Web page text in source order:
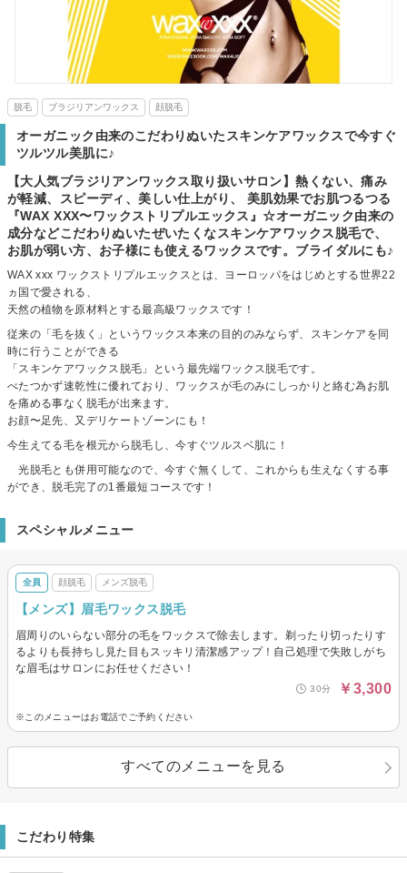
脱毛 ブラジリアンワックス 顔脱毛
オーガニック由来のこだわりぬいたスキンケアワックスで今すぐ
ツルツル美肌に♪
【大人気ブラジリアンワックス取り扱いサロン】熱くない、痛み
が軽減、スピーディ、美しい仕上がり、 美肌効果でお肌つるつる
『WAX XXX〜ワックストリプルエックス』☆オーガニック由来の
成分などこだわりぬいたぜいたくなスキンケアワックス脱毛で、
お肌が弱い方、お子様にも使えるワックスです。ブライダルにも♪
WAX xxx ワックストリプルエックスとは、ヨーロッパをはじめとする世界22
ヵ国で愛される、
天然の植物を原材料とする最高級ワックスです！
従来の「毛を抜く」というワックス本来の目的のみならず、スキンケアを同
時に行うことができる
「スキンケアワックス脱毛」という最先端ワックス脱毛です。
べたつかず速乾性に優れており、ワックスが毛のみにしっかりと絡む為お肌
を痛める事なく脱毛が出来ます。
お顔〜足先、又デリケートゾーンにも！
今生えてる毛を根元から脱毛し、今すぐツルスベ肌に！
光脱毛とも併用可能なので、今すぐ無くして、これからも生えなくする事
ができ、脱毛完了の1番最短コースです！
スペシャルメニュー
全員 顔脱毛 メンズ脱毛
【メンズ】眉毛ワックス脱毛
眉周りのいらない部分の毛をワックスで除去します。剃ったり切ったりす
るよりも長持ちし見た目もスッキリ清潔感アップ！自己処理で失敗しがち
な眉毛はサロンにお任せください！
30分 ￥3,300
※このメニューはお電話でご予約ください
すべてのメニューを見る
こだわり特集